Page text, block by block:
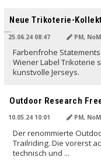
Neue Trikoterie-
25.06.24 08:47 PM,
Farbenfrohe
Wiener Label Trikoterie
kunstvolle Jerseys.
Outdoor Research
10.05.24 10:01 PM,
Der renommierte
Trailriding. Die vorerst
technisch und ...